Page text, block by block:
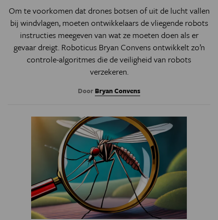
Om te voorkomen dat drones botsen of uit de lucht vallen
bij windvlagen, moeten ontwikkelaars de vliegende robots
instructies meegeven van wat ze moeten doen als er
gevaar dreigt. Roboticus Bryan Convens ontwikkelt zo’n
controle-algoritmes die de veiligheid van robots
verzekeren.
Door Bryan Convens